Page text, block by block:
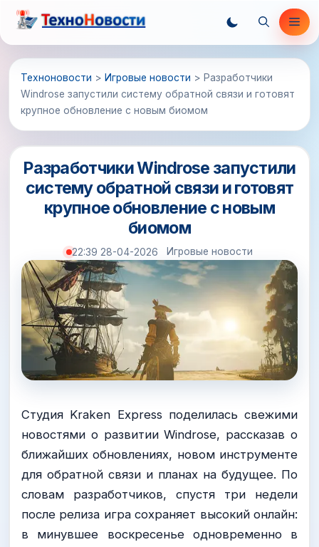
Перейти
содержимому
Техноновости > Игровые новости > Разработчики
Windrose запустили систему обратной связи и готовят
крупное обновление с новым биомом
Разработчики Windrose запустили
систему обратной связи и готовят
крупное обновление с новым
биомом
22:39 28-04-2026 Игровые новости
Студия Kraken Express поделилась свежими
новостями о развитии Windrose, рассказав о
ближайших обновлениях, новом инструменте
для обратной связи и планах на будущее. По
словам разработчиков, спустя три недели
после релиза игра сохраняет высокий онлайн:
в минувшее воскресенье одновременно в